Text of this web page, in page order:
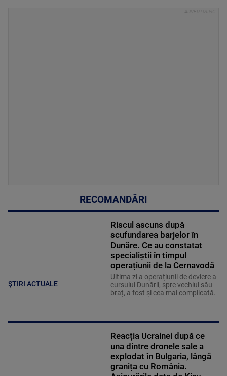
RECOMANDĂRI
ȘTIRI ACTUALE
Riscul ascuns după
scufundarea barjelor în
Dunăre. Ce au constatat
specialiștii în timpul
operațiunii de la Cernavodă
Ultima zi a operațiunii de deviere a
cursului Dunării, spre vechiul său
braț, a fost și cea mai complicată.
Reacția Ucrainei după ce
una dintre dronele sale a
explodat în Bulgaria, lângă
granița cu România.